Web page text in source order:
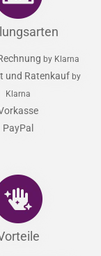
by Klarna
und Ratenkauf by
Klarna
PayPal